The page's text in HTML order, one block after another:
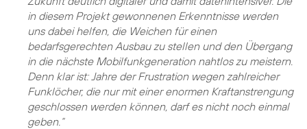
in diesem Projekt gewonnenen Erkenntnisse werden
uns dabei helfen, die Weichen für einen
bedarfsgerechten Ausbau zu stellen und den Übergang
in die nächste Mobilfunkgeneration nahtlos zu meistern.
Denn klar ist: Jahre der Frustration wegen zahlreicher
Funklöcher, die nur mit einer enormen Kraftanstrengung
geschlossen werden können, darf es nicht noch einmal
geben.“